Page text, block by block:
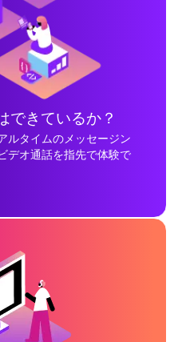
できているか？
ルタイムのメッセージン
デオ通話を指先で体験で